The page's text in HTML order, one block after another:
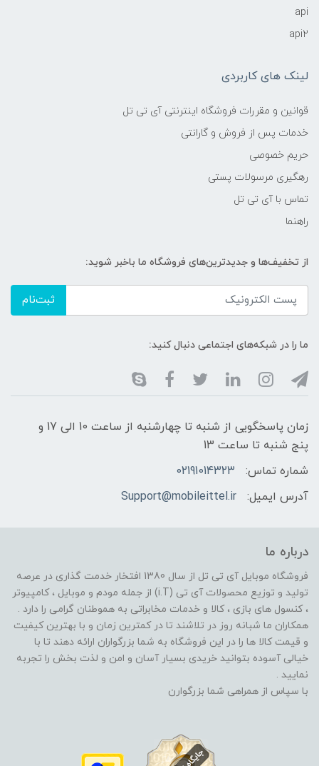
api
api2
لینک های کاربردی
قوانین و مقررات فروشگاه اینترنتی آی تی تل
خدمات پس از فروش و گارانتی
حریم خصوصی
رهگیری مرسولات پستی
تماس با آی تی تل
راهنما
از تخفیف‌ها و جدیدترین‌های فروشگاه ما باخبر شوید:
ثبت‌نام
ما را در شبکه‌های اجتماعی دنبال کنید:
زمان پاسخگویی از شنبه تا چهارشنبه از ساعت 10 الی 17 و
پنج شنبه تا ساعت 13
شماره تماس:
02191014323
آدرس ایمیل:
Support@mobileittel.ir
درباره ما
فروشگاه موبایل آی تی تل از سال 1380 افتخار خدمت گذاری در عرصه
تولید و توزیع محصولات آی تی (i.T) از جمله مودم و موبایل ، کامپیوتر
، کنسول های بازی ، کالا و خدمات مخابراتی به هموطنان گرامی را دارد .
همکاران ما شبانه روز در تلاشند تا در کمترین زمان و با بهترین کیفیت
و قیمت کالا ها را در این فروشگاه به شما بزرگواران ارائه دهند تا با
خیالی آسوده بتوانید خریدی بسیار آسان و امن و لذت بخش را تجربه
نمایید .
با سپاس از همراهی شما بزرگوارن